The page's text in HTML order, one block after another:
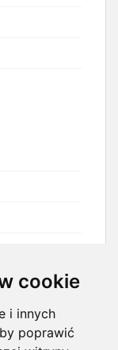
cookie
i innych
poprawić